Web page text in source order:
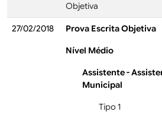
Objetiva
27/02/2018 Prova Escrita Objetiva
Nível Médio
Assistente -
Municipal
Tipo 1